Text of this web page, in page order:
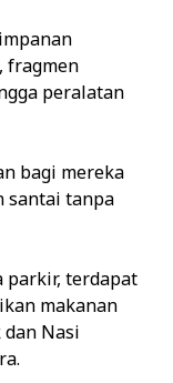
fragmen
peralatan
bagi mereka
santai tanpa
parkir, terdapat
makanan
dan Nasi